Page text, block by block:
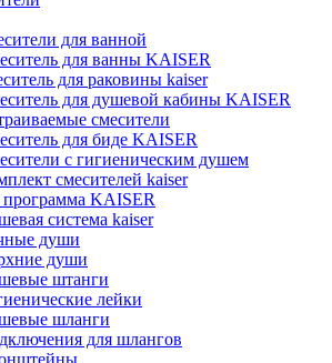
для ванной
для ванны KAISER
для раковины kaiser
для душевой кабины KAISER
смесители
для биде KAISER
с гигиеническим душем
смесителей kaiser
KAISER
система kaiser
души
души
штанги
лейки
шланги
для шлангов